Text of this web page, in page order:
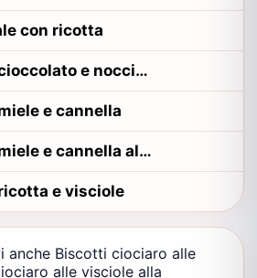
con ricotta
Torta laziale con cioccolato e nocciole
e cannella
Torta laziale con miele e cannella alla contadina viterbese
e visciole
anche Biscotti ciociaro alle
alle visciole alla